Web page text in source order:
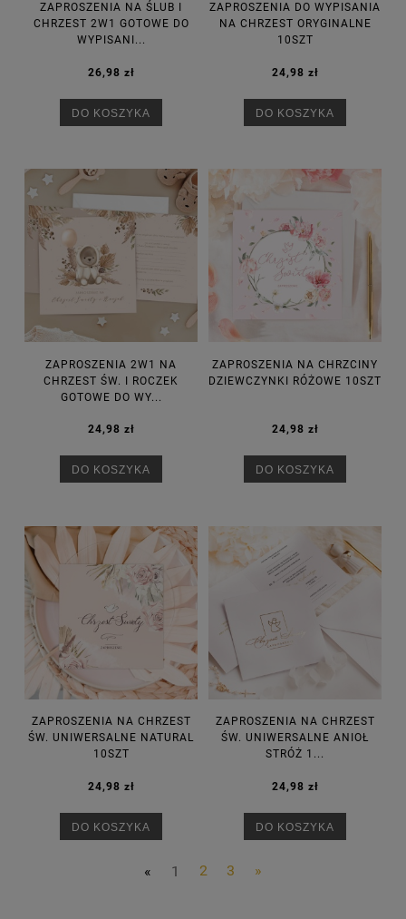
ZAPROSZENIA NA ŚLUB I
CHRZEST 2W1 GOTOWE DO
WYPISANI...
26,98 zł
DO KOSZYKA
ZAPROSZENIA DO WYPISANIA
NA CHRZEST ORYGINALNE
10SZT
24,98 zł
DO KOSZYKA
ZAPROSZENIA 2W1 NA
CHRZEST ŚW. I ROCZEK
GOTOWE DO WY...
24,98 zł
DO KOSZYKA
ZAPROSZENIA NA CHRZCINY
DZIEWCZYNKI RÓŻOWE 10SZT
24,98 zł
DO KOSZYKA
ZAPROSZENIA NA CHRZEST
ŚW. UNIWERSALNE NATURAL
10SZT
24,98 zł
DO KOSZYKA
ZAPROSZENIA NA CHRZEST
ŚW. UNIWERSALNE ANIOŁ
STRÓŻ 1...
24,98 zł
DO KOSZYKA
« 1 2 3 »